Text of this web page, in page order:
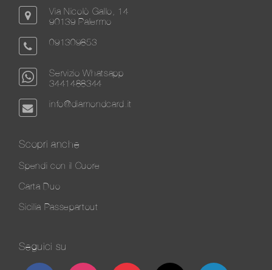
Via Nicolò Gallo, 14
90139 Palermo
091309853
Servizio Whatsapp
3441488344
info@diamondcard.it
Scopri anche
Spendi con il Cuore
Carta Duo
Sicilia Passepartout
Seguici su